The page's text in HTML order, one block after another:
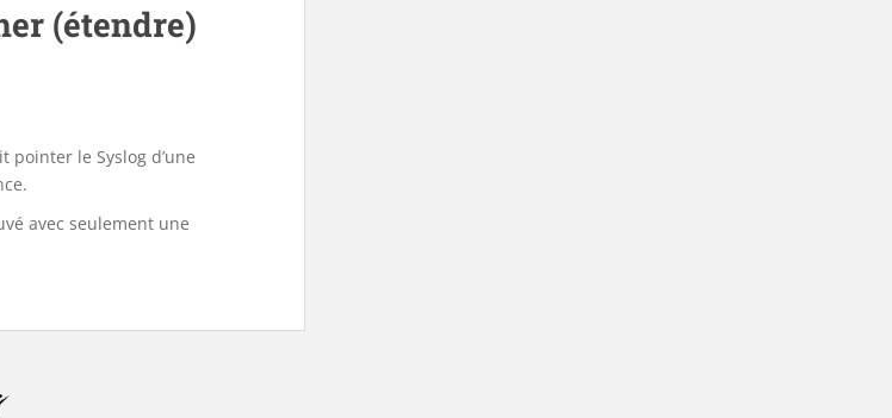
(étendre)
pointer le Syslog d’une
avec seulement une